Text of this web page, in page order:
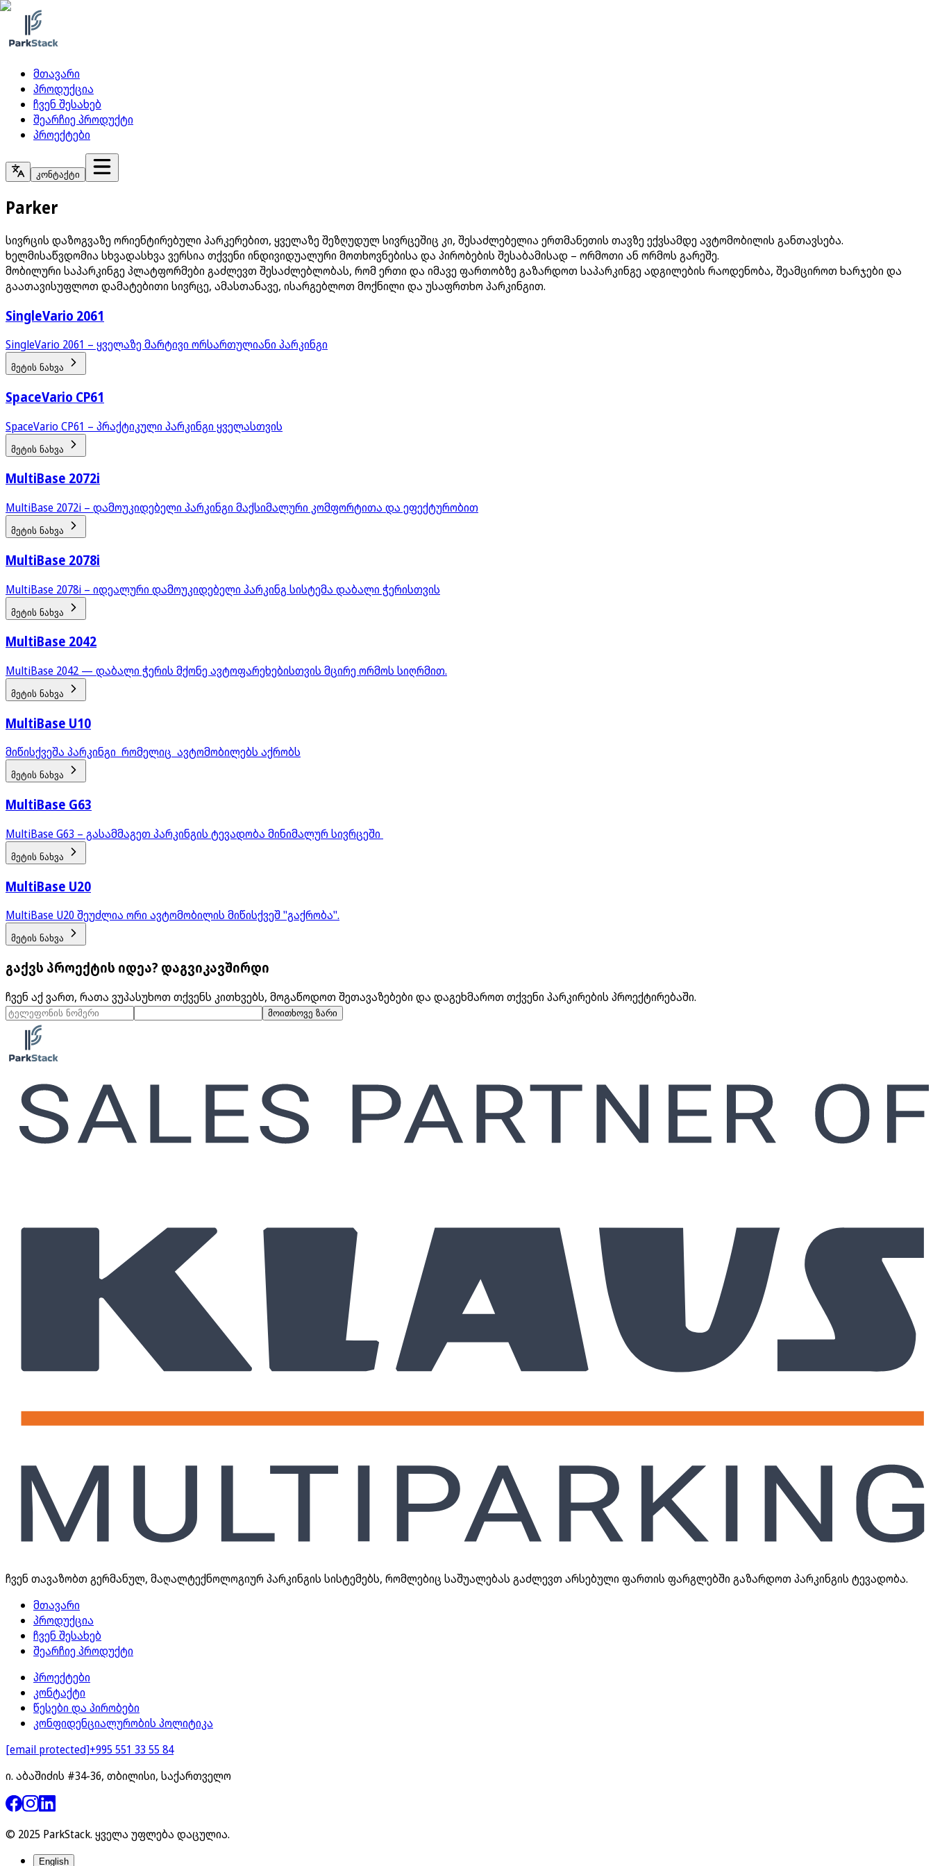
მთავარი
პროდუქცია
ჩვენ შესახებ
შეარჩიე პროდუქტი
პროექტები
კონტაქტი
Parker
სივრცის დაზოგვაზე ორიენტირებული პარკერებით, ყველაზე შეზღუდულ სივრცეშიც კი, შესაძლებელია ერთმანეთის თავზე ექვსამდე ავტომობილის განთავსება.
ხელმისაწვდომია სხვადასხვა ვერსია თქვენი ინდივიდუალური მოთხოვნებისა და პირობების შესაბამისად – ორმოთი ან ორმოს გარეშე.
მობილური საპარკინგე პლატფორმები გაძლევთ შესაძლებლობას, რომ ერთი და იმავე ფართობზე გაზარდოთ საპარკინგე ადგილების რაოდენობა, შეამციროთ ხარჯები და
გაათავისუფლოთ დამატებითი სივრცე, ამასთანავე, ისარგებლოთ მოქნილი და უსაფრთხო პარკინგით.
SingleVario 2061
SingleVario 2061 – ყველაზე მარტივი ორსართულიანი პარკინგი
მეტის ნახვა
SpaceVario CP61
SpaceVario CP61 – პრაქტიკული პარკინგი ყველასთვის
მეტის ნახვა
MultiBase 2072i
MultiBase 2072i – დამოუკიდებელი პარკინგი მაქსიმალური კომფორტითა და ეფექტურობით
მეტის ნახვა
MultiBase 2078i
MultiBase 2078i – იდეალური დამოუკიდებელი პარკინგ სისტემა დაბალი ჭერისთვის
მეტის ნახვა
MultiBase 2042
MultiBase 2042 — დაბალი ჭერის მქონე ავტოფარეხებისთვის მცირე ორმოს სიღრმით.
მეტის ნახვა
MultiBase U10
მიწისქვეშა პარკინგი რომელიც ავტომობილებს აქრობს
მეტის ნახვა
MultiBase G63
MultiBase G63 – გასამმაგეთ პარკინგის ტევადობა მინიმალურ სივრცეში
მეტის ნახვა
MultiBase U20
MultiBase U20 შეუძლია ორი ავტომობილის მიწისქვეშ "გაქრობა".
მეტის ნახვა
გაქვს პროექტის იდეა? დაგვიკავშირდი
ჩვენ აქ ვართ, რათა ვუპასუხოთ თქვენს კითხვებს, მოგაწოდოთ შეთავაზებები და დაგეხმაროთ თქვენი პარკირების პროექტირებაში.
მოითხოვე ზარი
ჩვენ თავაზობთ გერმანულ, მაღალტექნოლოგიურ პარკინგის სისტემებს, რომლებიც საშუალებას გაძლევთ არსებული ფართის ფარგლებში გაზარდოთ პარკინგის ტევადობა.
მთავარი
პროდუქცია
ჩვენ შესახებ
შეარჩიე პროდუქტი
პროექტები
კონტაქტი
წესები და პირობები
კონფიდენციალურობის პოლიტიკა
[email protected]+995 551 33 55 84
ი. აბაშიძის #34-36, თბილისი, საქართველო
© 2025 ParkStack. ყველა უფლება დაცულია.
English